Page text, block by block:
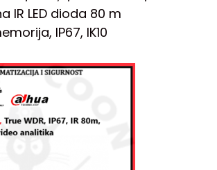
IR LED dioda 80 m
IP67, IK10